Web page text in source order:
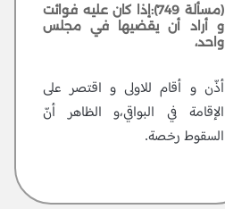
(مسألة 749):إذا كان عليه فوائت
و أراد أن يقضيها في مجلس
واحد،
أذّن و أقام للاولى و اقتصر على
الإقامة في البواقي،و الظاهر أنّ
السقوط رخصة.